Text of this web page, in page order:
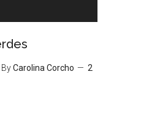
ByCarolina Corcho
2